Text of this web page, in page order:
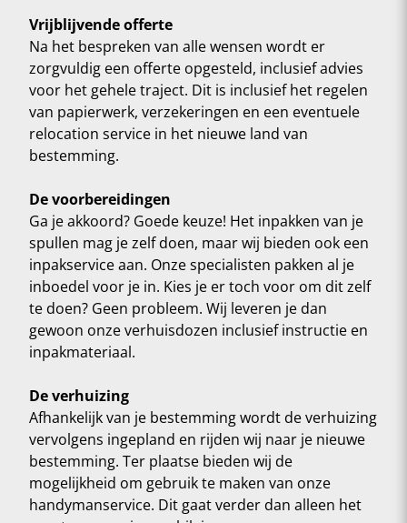
Vrijblijvende offerte
Na het bespreken van alle wensen wordt er
zorgvuldig een offerte opgesteld, inclusief advies
voor het gehele traject. Dit is inclusief het regelen
van papierwerk, verzekeringen en een eventuele
relocation service in het nieuwe land van
bestemming.
De voorbereidingen
Ga je akkoord? Goede keuze! Het inpakken van je
spullen mag je zelf doen, maar wij bieden ook een
inpakservice aan. Onze specialisten pakken al je
inboedel voor je in. Kies je er toch voor om dit zelf
te doen? Geen probleem. Wij leveren je dan
gewoon onze verhuisdozen inclusief instructie en
inpakmateriaal.
De verhuizing
Afhankelijk van je bestemming wordt de verhuizing
vervolgens ingepland en rijden wij naar je nieuwe
bestemming. Ter plaatse bieden wij de
mogelijkheid om gebruik te maken van onze
handymanservice. Dit gaat verder dan alleen het